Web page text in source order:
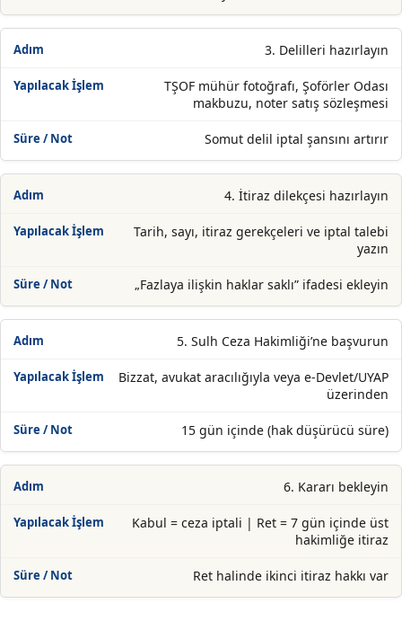
3. Delilleri hazırlayın
TŞOF mühür fotoğrafı, Şoförler Odası
makbuzu, noter satış sözleşmesi
Somut delil iptal şansını artırır
4. İtiraz dilekçesi hazırlayın
Tarih, sayı, itiraz gerekçeleri ve iptal talebi
yazın
„Fazlaya ilişkin haklar saklı” ifadesi ekleyin
5. Sulh Ceza Hakimliği’ne başvurun
Bizzat, avukat aracılığıyla veya e-Devlet/UYAP
üzerinden
15 gün içinde (hak düşürücü süre)
6. Kararı bekleyin
Kabul = ceza iptali | Ret = 7 gün içinde üst
hakimliğe itiraz
Ret halinde ikinci itiraz hakkı var